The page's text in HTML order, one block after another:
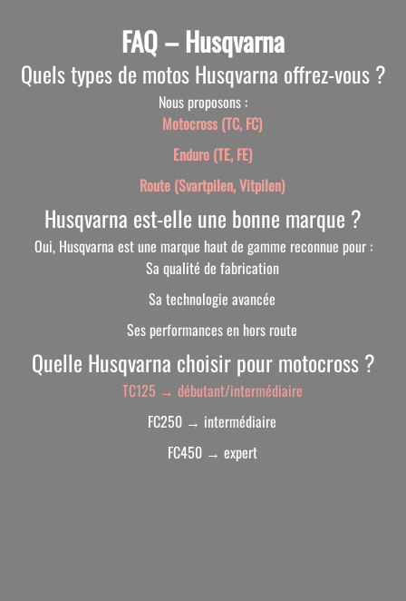
FAQ – Husqvarna
Quels types de motos Husqvarna offrez-vous ?
Nous proposons :
Motocross (TC, FC)
Enduro (TE, FE)
Route (Svartpilen, Vitpilen)
Husqvarna est-elle une bonne marque ?
Oui, Husqvarna est une marque haut de gamme reconnue pour :
Sa qualité de fabrication
Sa technologie avancée
Ses performances en hors route
Quelle Husqvarna choisir pour motocross ?
TC125 → débutant/intermédiaire
FC250 → intermédiaire
FC450 → expert